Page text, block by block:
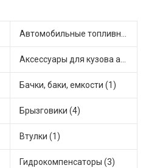
Автомобильные топливные насосы (3)
Аксессуары для кузова автомобиля (1)
Бачки, баки, емкости (1)
Брызговики (4)
Втулки (1)
Гидрокомпенсаторы (3)